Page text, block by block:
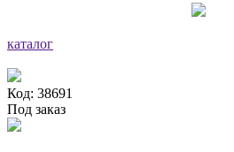
каталог
Код: 38691
Под заказ